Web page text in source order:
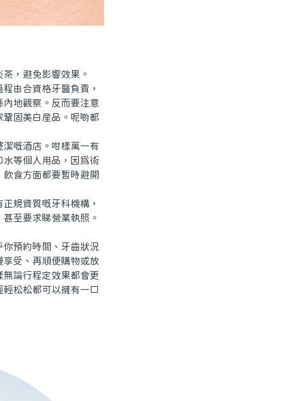
，避免影響效果。
由合資格牙醫負責，
地觀察。反而要注意
固美白産品。呢啲都
嘅酒店。咁樣萬一有
等個人用品，因爲術
食方面都要暫時避開
規資質嘅牙科機構，
至要求睇營業執照。
預約時間、牙齒狀況
享受、再順便購物或放
論行程定效果都會更
松松都可以擁有一口